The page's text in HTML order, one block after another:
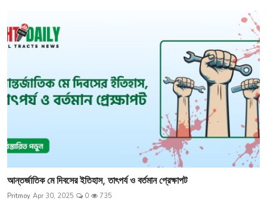
আন্তর্জাতিক মে দিবসের ইতিহাস, তাৎপর্য ও বর্তমান প্রেক্ষাপট
Pritmoy Apr 30, 2025 0 735